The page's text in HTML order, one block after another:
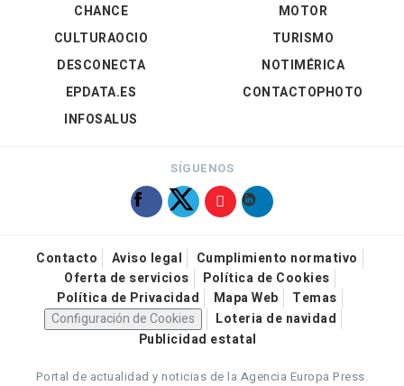
CHANCE
CULTURAOCIO
DESCONECTA
EPDATA.ES
INFOSALUS
MOTOR
TURISMO
NOTIMÉRICA
CONTACTOPHOTO
SÍGUENOS
Contacto Aviso legal
Cumplimiento normativo
Oferta de servicios
Política de Cookies
Política de Privacidad
Mapa Web
Temas
Configuración de Cookies
Loteria de navidad
Publicidad estatal
Portal de actualidad y noticias de la Agencia Europa Press.